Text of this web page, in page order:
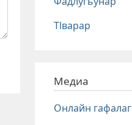
Тlварар
Медиа
Онлайн гафалаг